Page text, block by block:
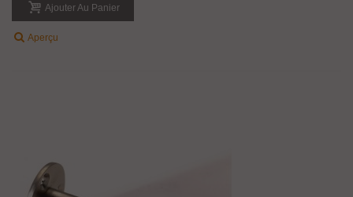
Ajouter Au Panier
Aperçu